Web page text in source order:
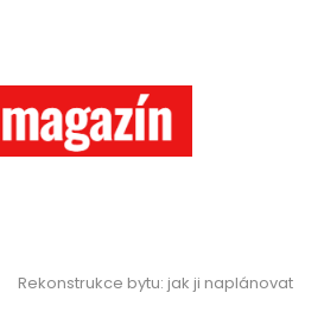
Rekonstrukce bytu: jak ji naplánovat